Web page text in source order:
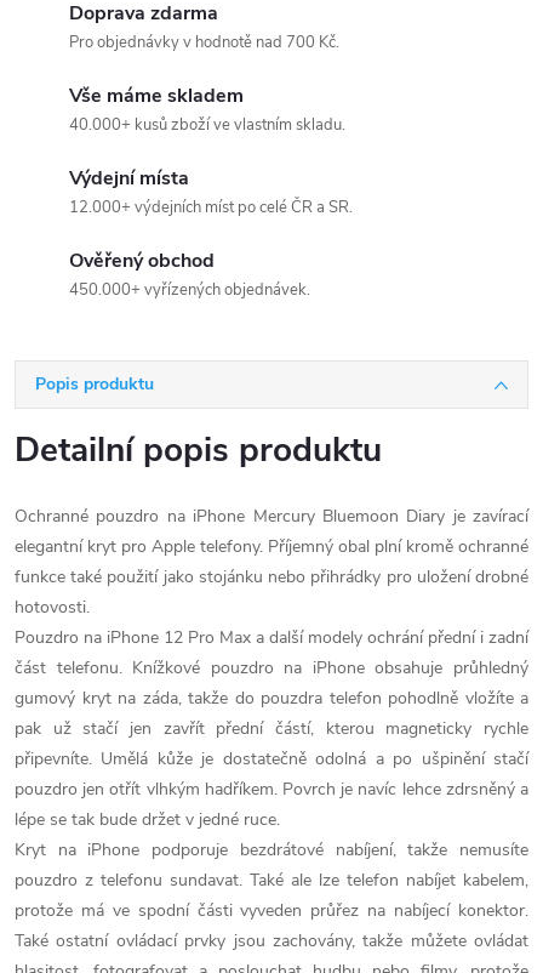
Doprava zdarma
Pro objednávky v hodnotě nad 700 Kč.
Vše máme skladem
40.000+ kusů zboží ve vlastním skladu.
Výdejní místa
12.000+ výdejních míst po celé ČR a SR.
Ověřený obchod
450.000+ vyřízených objednávek.
Popis produktu
Detailní popis produktu
Ochranné pouzdro na iPhone Mercury Bluemoon Diary je zavírací
elegantní kryt pro Apple telefony. Příjemný obal plní kromě ochranné
funkce také použití jako stojánku nebo přihrádky pro uložení drobné
hotovosti.
Pouzdro na iPhone 12 Pro Max a další modely ochrání přední i zadní
část telefonu. Knížkové pouzdro na iPhone obsahuje průhledný
gumový kryt na záda, takže do pouzdra telefon pohodlně vložíte a
pak už stačí jen zavřít přední částí, kterou magneticky rychle
připevníte. Umělá kůže je dostatečně odolná a po ušpinění stačí
pouzdro jen otřít vlhkým hadříkem. Povrch je navíc lehce zdrsněný a
lépe se tak bude držet v jedné ruce.
Kryt na iPhone podporuje bezdrátové nabíjení, takže nemusíte
pouzdro z telefonu sundavat. Také ale lze telefon nabíjet kabelem,
protože má ve spodní části vyveden průřez na nabíjecí konektor.
Také ostatní ovládací prvky jsou zachovány, takže můžete ovládat